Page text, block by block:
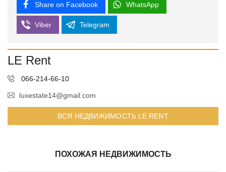
Share on Facebook WhatsApp
Viber Telegram
LE Rent
066-214-66-10
luxestate14@gmail.com
ВСЯ НЕДВИЖИМОСТЬ LE RENT
ПОХОЖАЯ НЕДВИЖИМОСТЬ